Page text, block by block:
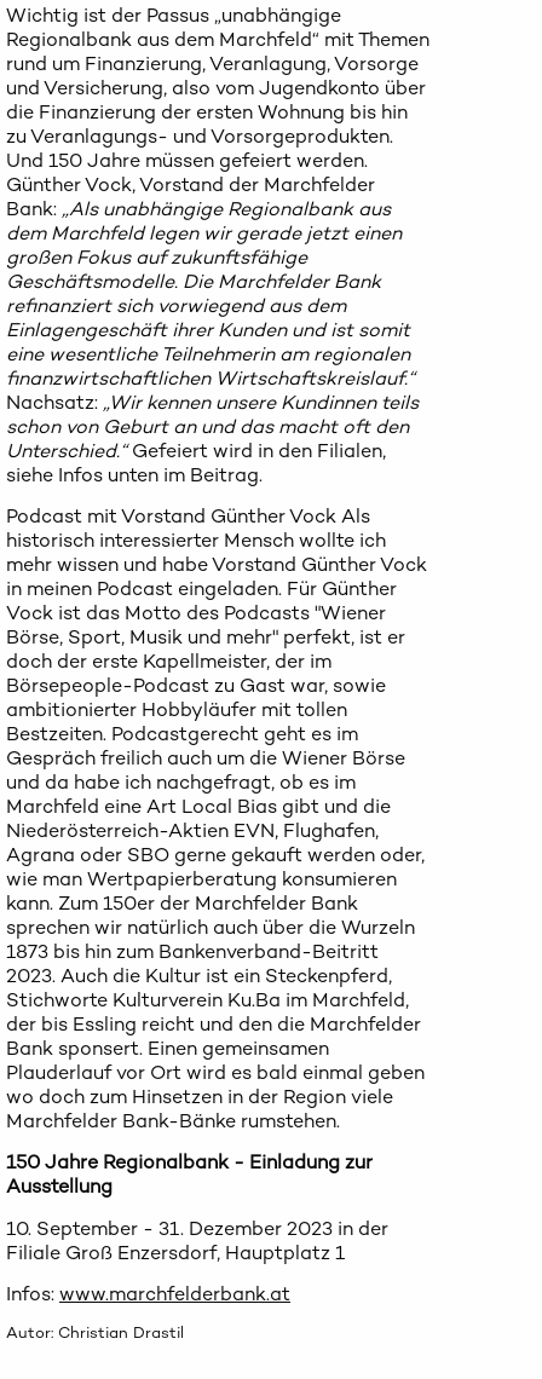
Wichtig ist der Passus „unabhängige
Regionalbank aus dem Marchfeld“ mit Themen
rund um Finanzierung, Veranlagung, Vorsorge
und Versicherung, also vom Jugendkonto über
die Finanzierung der ersten Wohnung bis hin
zu Veranlagungs- und Vorsorgeprodukten.
Und 150 Jahre müssen gefeiert werden.
Günther Vock, Vorstand der Marchfelder
Bank: „Als unabhängige Regionalbank aus
dem Marchfeld legen wir gerade jetzt einen
großen Fokus auf zukunftsfähige
Geschäftsmodelle. Die Marchfelder Bank
refinanziert sich vorwiegend aus dem
Einlagengeschäft ihrer Kunden und ist somit
eine wesentliche Teilnehmerin am regionalen
finanzwirtschaftlichen Wirtschaftskreislauf.“
Nachsatz: „Wir kennen unsere Kundinnen teils
schon von Geburt an und das macht oft den
Unterschied.“Gefeiert wird in den Filialen,
siehe Infos unten im Beitrag.
Podcast mit Vorstand Günther Vock Als
historisch interessierter Mensch wollte ich
mehr wissen und habe Vorstand Günther Vock
in meinen Podcast eingeladen. Für Günther
Vock ist das Motto des Podcasts "Wiener
Börse, Sport, Musik und mehr" perfekt, ist er
doch der erste Kapellmeister, der im
Börsepeople-Podcast zu Gast war, sowie
ambitionierter Hobbyläufer mit tollen
Bestzeiten. Podcastgerecht geht es im
Gespräch freilich auch um die Wiener Börse
und da habe ich nachgefragt, ob es im
Marchfeld eine Art Local Bias gibt und die
Niederösterreich-Aktien EVN, Flughafen,
Agrana oder SBO gerne gekauft werden oder,
wie man Wertpapierberatung konsumieren
kann. Zum 150er der Marchfelder Bank
sprechen wir natürlich auch über die Wurzeln
1873 bis hin zum Bankenverband-Beitritt
2023. Auch die Kultur ist ein Steckenpferd,
Stichworte Kulturverein Ku.Ba im Marchfeld,
der bis Essling reicht und den die Marchfelder
Bank sponsert. Einen gemeinsamen
Plauderlauf vor Ort wird es bald einmal geben
wo doch zum Hinsetzen in der Region viele
Marchfelder Bank-Bänke rumstehen.
150 Jahre Regionalbank - Einladung zur
Ausstellung
10. September - 31. Dezember 2023 in der
Filiale Groß Enzersdorf, Hauptplatz 1
Infos:www.marchfelderbank.at
Autor: Christian Drastil